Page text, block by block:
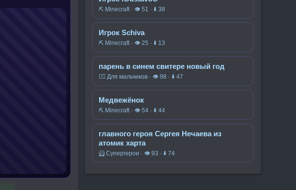
⛏️ Minecraft · 👁 51 · ⬇ 38
Игрок Schiva
⛏️ Minecraft · 👁 25 · ⬇ 13
парень в синем свитере новый год
🧍‍♂️ Для мальчиков · 👁 98 · ⬇ 47
Медвежёнок
⛏️ Minecraft · 👁 54 · ⬇ 44
главного героя Сергея Нечаева из
атомик харта
🦸 Супергерои · 👁 93 · ⬇ 74